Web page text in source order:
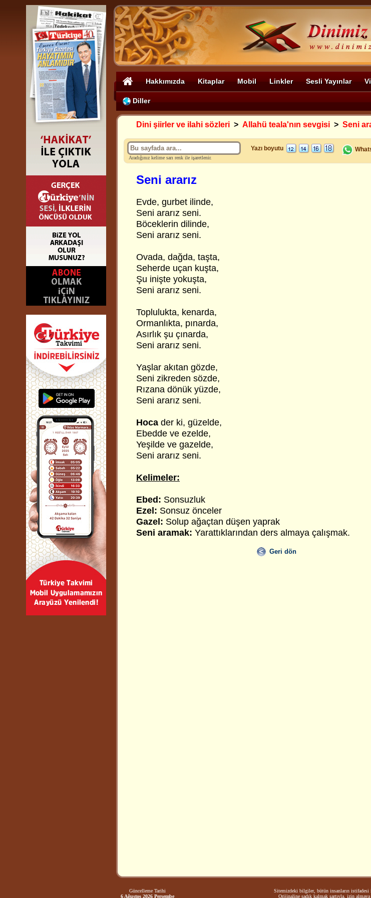
Hakkımızda Kitaplar Mobil Linkler Sesli Yayınlar
Diller
Dini şiirler ve ilahi sözleri > Allahü teala'nın sevgisi > Seni
Aradığınız kelime sarı renk ile işaretlenir.
Yazı boyutu
Seni ararız
Evde, gurbet ilinde,
Seni ararız seni.
Böceklerin dilinde,
Seni ararız seni.
Ovada, dağda, taşta,
Seherde uçan kuşta,
Şu inişte yokuşta,
Seni ararız seni.
Toplulukta, kenarda,
Ormanlıkta, pınarda,
Asırlık şu çınarda,
Seni ararız seni.
Yaşlar akıtan gözde,
Seni zikreden sözde,
Rızana dönük yüzde,
Seni ararız seni.
Hoca der ki, güzelde,
Ebedde ve ezelde,
Yeşilde ve gazelde,
Seni ararız seni.
Kelimeler:
Ebed: Sonsuzluk
Ezel: Sonsuz önceler
Gazel: Solup ağaçtan düşen yaprak
Seni aramak: Yarattıklarından ders almaya çalışmak.
Geri dön
Güncelleme Tarihi
6 Ağustos 2026 Perşembe
Sitemizdeki bilgiler, bütün insanların istifadesi
Orijinaline sadık kalmak şartıyla, izin almaya